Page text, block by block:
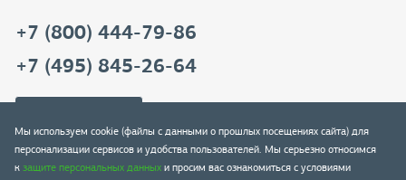
+7 (800) 444-79-86
+7 (495) 845-26-64
Мы используем cookie (файлы с данными о прошлых посещениях сайта) для
персонализации сервисов и удобства пользователей. Мы серьезно относимся
кзащите персональных данныхи просим вас ознакомиться с условиями